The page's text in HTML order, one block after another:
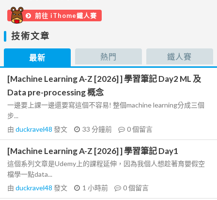
前往 iThome鐵人賽
技術文章
最新 熱門 鐵人賽
[Machine Learning A-Z [2026] ] 學習筆記 Day2 ML 及
Data pre-processing 概念
一邊要上課一邊還要寫這個不容易! 整個machine learning分成三個
步...
由 duckravel48 發文 33 分鐘前 0個留言
[Machine Learning A-Z [2026] ] 學習筆記 Day1
這個系列文章是Udemy上的課程延伸，因為我個人想趁著育嬰假空
檔學一點data...
由 duckravel48 發文 1 小時前 0個留言